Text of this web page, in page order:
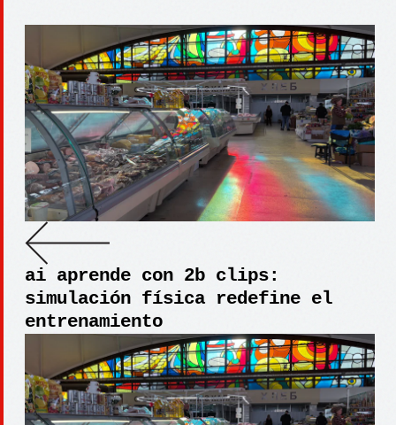
ai aprende con 2b clips:
simulación física redefine el
entrenamiento